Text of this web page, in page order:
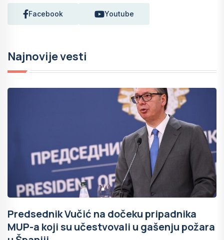
Facebook Youtube
Najnovije vesti
Predsednik Vučić na dočeku pripadnika
MUP-a koji su učestvovali u gašenju požara